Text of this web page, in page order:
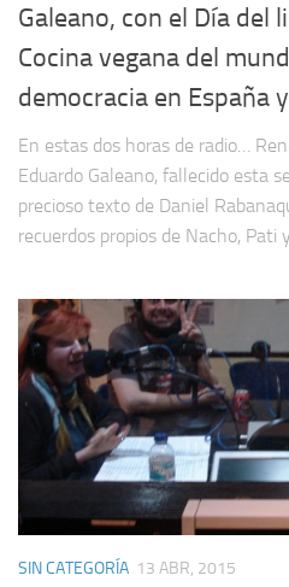
Galeano, con el Día del
Cocina vegana del
democracia en España
En estas dos horas de radio…
Eduardo Galeano, fallecido esta
precioso texto de Daniel
recuerdos propios de Nacho, Pati y
SIN CATEGORÍA 13 ABR, 2015